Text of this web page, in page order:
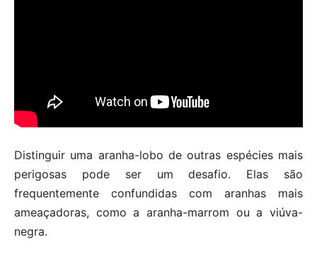
Distinguir uma aranha-lobo de outras espécies mais
perigosas pode ser um desafio. Elas são
frequentemente confundidas com aranhas mais
ameaçadoras, como a aranha-marrom ou a viúva-
negra.